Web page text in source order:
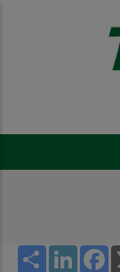
Share